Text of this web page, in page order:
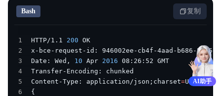
Bash 复制
1 HTTP/1.1 200
2
3
Date: Wed, 10 Apr 2016
4
5
Content-Type: application/json ; charset=
6
{
AI助手